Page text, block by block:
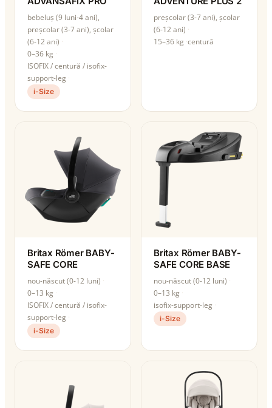
bebeluș (9 luni-4 ani),
preșcolar (3-7 ani), școlar
(6-12 ani)
0–36 kg
ISOFIX / centură / isofix-
support-leg
i-Size
preșcolar (3-7 ani), școlar
(6-12 ani)
15–36 kg centură
Britax Römer BABY-
SAFE CORE
nou-născut (0-12 luni)
0–13 kg
ISOFIX / centură / isofix-
support-leg
i-Size
Britax Römer BABY-
SAFE CORE BASE
nou-născut (0-12 luni)
0–13 kg
isofix-support-leg
i-Size